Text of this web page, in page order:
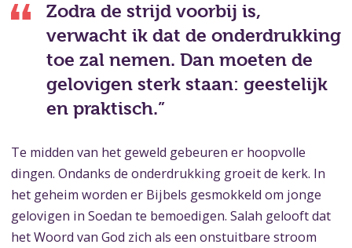
Zodra de strijd voorbij is,
verwacht ik dat de onderdrukking
toe zal nemen. Dan moeten de
gelovigen sterk staan: geestelijk
en praktisch.”
Te midden van het geweld gebeuren er hoopvolle
dingen. Ondanks de onderdrukking groeit de kerk. In
het geheim worden er Bijbels gesmokkeld om jonge
gelovigen in Soedan te bemoedigen. Salah gelooft dat
het Woord van God zich als een onstuitbare stroom